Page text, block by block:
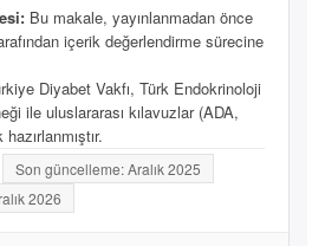
Bu makale, yayınlanmadan önce
içerik değerlendirme sürecine
Diyabet Vakfı, Türk Endokrinoloji
ile uluslararası kılavuzlar (ADA,
Son güncelleme: Aralık 2025
2026